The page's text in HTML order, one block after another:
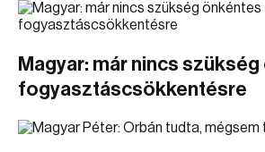
Magyar: már nincs
fogyasztáscsökkentésre